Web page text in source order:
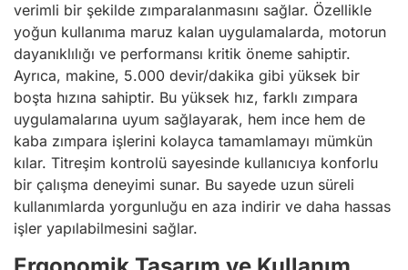
verimli bir şekilde zımparalanmasını sağlar. Özellikle
yoğun kullanıma maruz kalan uygulamalarda, motorun
dayanıklılığı ve performansı kritik öneme sahiptir.
Ayrıca, makine, 5.000 devir/dakika gibi yüksek bir
boşta hızına sahiptir. Bu yüksek hız, farklı zımpara
uygulamalarına uyum sağlayarak, hem ince hem de
kaba zımpara işlerini kolayca tamamlamayı mümkün
kılar. Titreşim kontrolü sayesinde kullanıcıya konforlu
bir çalışma deneyimi sunar. Bu sayede uzun süreli
kullanımlarda yorgunluğu en aza indirir ve daha hassas
işler yapılabilmesini sağlar.